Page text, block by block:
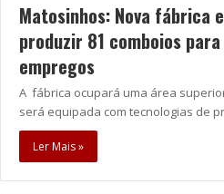
Matosinhos: Nova fábrica
produzir 81 comboios
empregos
A fábrica ocupará uma área
será equipada com tecnologias de
Ler Mais »